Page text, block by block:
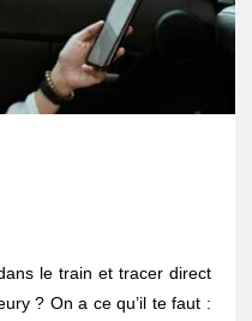
le train et tracer direct
? On a ce qu’il te faut :